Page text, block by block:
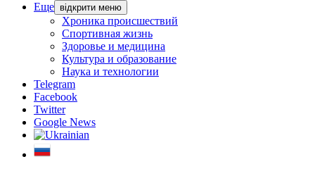
Еще відкрити меню
Хроника происшествий
Спортивная жизнь
Здоровье и медицина
Культура и образование
Наука и технологии
Telegram
Facebook
Twitter
Google News